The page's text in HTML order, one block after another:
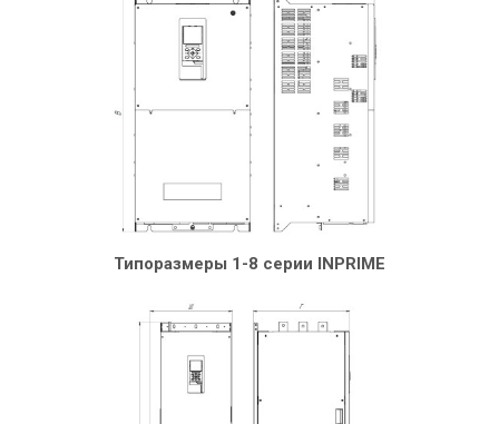
Типоразмеры 1-8 серии INPRIME